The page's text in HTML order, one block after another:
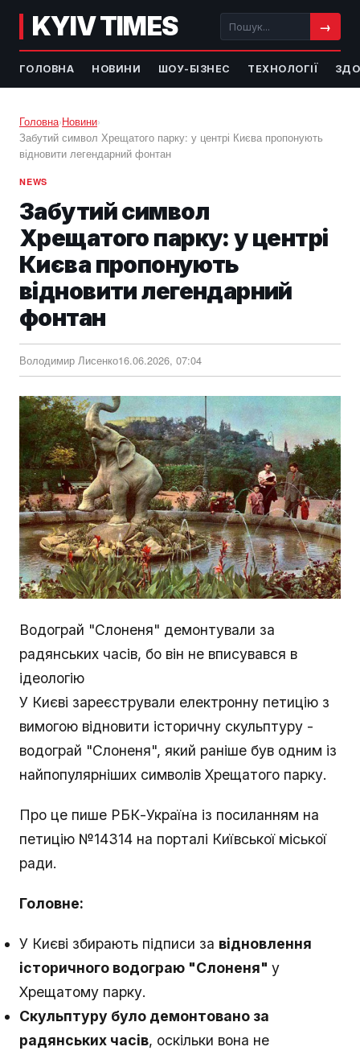
KYIV TIMES →
ГОЛОВНА НОВИНИ ШОУ-БІЗНЕС ТЕХНОЛОГІЇ
Головна›Новини›
Забутий символ Хрещатого парку: у центрі Києва пропонують
відновити легендарний фонтан
NEWS
Забутий символ
Хрещатого парку: у центрі
Києва пропонують
відновити легендарний
фонтан
Володимир Лисенко16.06.2026, 07:04
Водограй "Слоненя" демонтували за
радянських часів, бо він не вписувався в
ідеологію
У Києві зареєстрували електронну петицію з
вимогою відновити історичну скульптуру -
водограй "Слоненя", який раніше був одним із
найпопулярніших символів Хрещатого парку.
Про це пише РБК-Україна із посиланням на
петицію №14314 на порталі Київської міської
ради.
Головне:
У Києві збирають підписи за відновлення
історичного водограю "Слоненя" у
Хрещатому парку.
Скульптуру було демонтовано за
радянських часів, оскільки вона не